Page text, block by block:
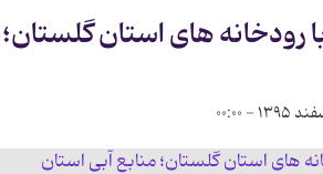
رودخانه های استان